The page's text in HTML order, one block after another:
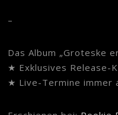
–
Das Album „Groteske
★ Exklusives Release-
★ Live-Termine immer